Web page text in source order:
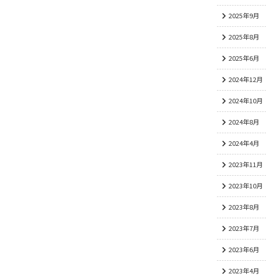
2025年9月
2025年8月
2025年6月
2024年12月
2024年10月
2024年8月
2024年4月
2023年11月
2023年10月
2023年8月
2023年7月
2023年6月
2023年4月